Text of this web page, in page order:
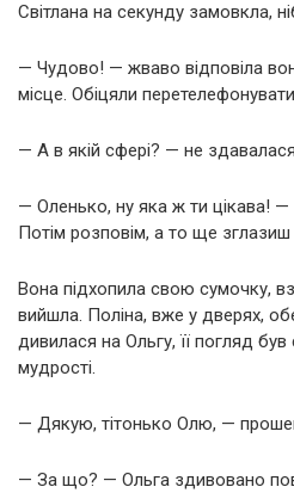
Світлана на секунду замовкла,
— Чудово! — жваво відповіла
місце. Обіцяли
— А в якій сфері? — не
— Оленько, ну яка ж ти цікава! —
Потім розповім, а то ще зглазиш
Вона підхопила свою сумочку,
вийшла. Поліна, вже у дверях,
дивилася на Ольгу, її погляд
мудрості.
— Дякую, тітонько Олю, —
— За що? — Ольга здивовано